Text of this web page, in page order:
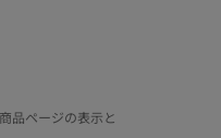
品ページの表示と